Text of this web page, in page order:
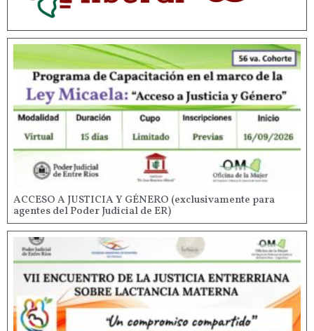
ACCESO A JUSTICIA Y GÉNERO (exclusivamente para
agentes del Poder Judicial de ER)